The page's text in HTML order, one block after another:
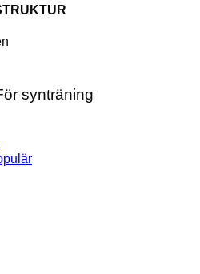
synträning